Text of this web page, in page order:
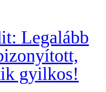
Legalább
gyilkos!